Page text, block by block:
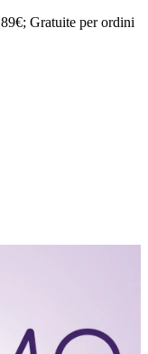
89€; Gratuite perordini